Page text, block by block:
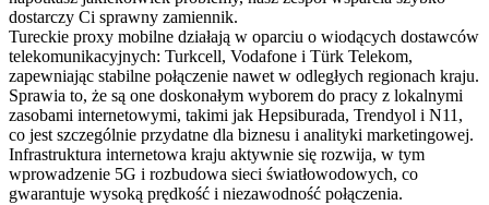
dostarczy Ci sprawny zamiennik.
Tureckie proxy mobilne działają w oparciu o wiodących dostawców
telekomunikacyjnych: Turkcell, Vodafone i Türk Telekom,
zapewniając stabilne połączenie nawet w odległych regionach kraju.
Sprawia to, że są one doskonałym wyborem do pracy z lokalnymi
zasobami internetowymi, takimi jak Hepsiburada, Trendyol i N11,
co jest szczególnie przydatne dla biznesu i analityki marketingowej.
Infrastruktura internetowa kraju aktywnie się rozwija, w tym
wprowadzenie 5G i rozbudowa sieci światłowodowych, co
gwarantuje wysoką prędkość i niezawodność połączenia.